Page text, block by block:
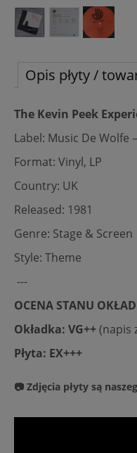
Opis płyty /
The Kevin Peek
Label: Music De Wolfe
Format: Vinyl, LP
Country: UK
Released: 1981
Genre: Stage & Screen
Style: Theme
---
OCENA STANU
Okładka: VG++(napis
Płyta: EX+++
📷 Zdjęcia płyty są